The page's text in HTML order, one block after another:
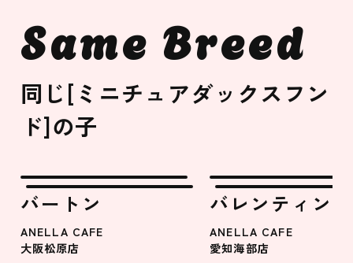
Same Breed
同じ[ミニチュアダックスフン
ド]の子
バートン
ANELLA CAFE
大阪松原店
バレンティン
ANELLA CAFE
愛知海部店